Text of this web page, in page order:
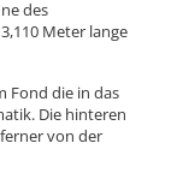
des
Meter lange
Fond die in das
Die hinteren
von der